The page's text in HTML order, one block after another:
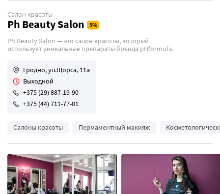
Салон красоты
Ph Beauty Salon
Ph Beauty Salon — это салон красоты, который
использует уникальные препараты бренда pHformula.
Гродно, ул.Щорса, 11а
Выходной
+375 (29) 887-19-90
+375 (44) 711-77-01
Салоны красоты Пермаментный макияж